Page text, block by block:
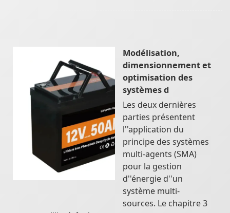
Modélisation,
dimensionnement et
optimisation des
systèmes d
Les deux dernières
parties présentent
l''application du
principe des systèmes
multi-agents (SMA)
pour la gestion
d''énergie d''un
système multi-
sources. Le chapitre 3